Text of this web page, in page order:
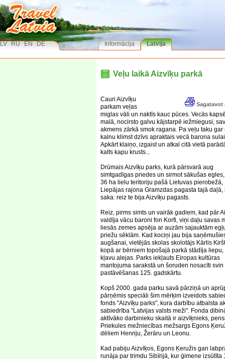
LV RU EN DE Informācija Latvija
Veļu laikā Aizvīķu parkā
Sagatavot
Cauri Aizvīķu
parkam veļas
miglas vāli un naktīs kauc pūces. Vecās
malā, nocirsto galvu kājstarpē iežmiegusi,
akmens zārkā smok ragana. Pa veļu taku gar
kalnu klimst dzīvs apraktais vecā barona
Apkārt klaiņo, izgaist un atkal citā vietā
kalts kapu krusts...
Drūmais Aizvīķu parks, kurā pārsvarā aug
simtgadīgas priedes un sirmot sākušas
36 ha lielu teritoriju pašā Lietuvas pierobežā,
Liepājas rajona Gramzdas pagasta tajā daļā,
saka: reiz te bija Aizvīķu pagasts.
Reiz, pirms simts un vairāk gadiem, kad pār
valdīja vācu baroni fon Korfi, viņi daļu savas
liesās zemes apsēja ar auzām sajauktām
priežu sēklām. Kad kociņi jau bija
augšanai, vietējās skolas skolotājs Kārlis
kopā ar bērniem topošajā parkā stādīja liepu,
kļavu alejas. Parks iekļauts Eiropas kultūras
mantojuma sarakstā un šoruden nosacīti svin
pastāvēšanas 125. gadskārtu.
Kopš 2000. gada parku savā pārziņā un
pārņēmis speciāli šim mērķim izveidots
fonds "Aizvīķu parks", kura darbību atbalsta
sabiedrība "Latvijas valsts meži". Fonda
aktīvāko darbinieku skaitā ir aizvīķnieks,
Priekules mežniecības mežsargs Egons
dēliem Henriju, Žerāru un Leonu.
Kad pabiju Aizvīķos, Egons Ķeružis gan
runāja par trimdu Sibīrijā, kur ģimene izsūtīta